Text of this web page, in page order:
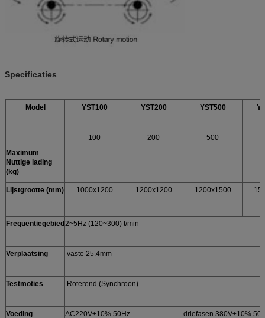
Specificaties
Model YST100 YST200 YST500
Maximum
Nuttige lading
(kg)
100 200 500
Lijstgrootte (mm) 1000x1200 1200x1200 1200x1500
Frequentiegebied2~5Hz (120~300) t/min
Verplaatsing vaste 25.4mm
Testmoties Roterend (Synchroon)
Voeding AC220V±10% 50Hz driefasen 380V±10%